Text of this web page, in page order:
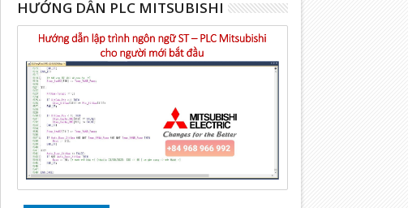
HƯỚNG DẪN PLC MITSUBISHI